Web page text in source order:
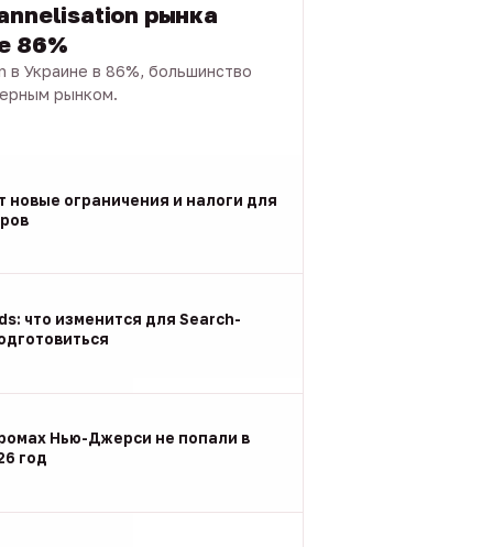
рынка
86%
в Украине в 86%, большинство
рынком.
новые ограничения и налоги для
что изменится для Search-
Нью-Джерси не попали в
год